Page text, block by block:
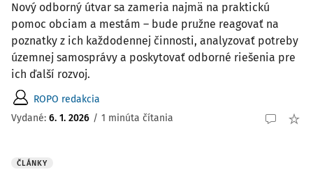
Nový odborný útvar sa zameria najmä na praktickú
pomoc obciam a mestám – bude pružne reagovať na
poznatky z ich každodennej činnosti, analyzovať potreby
územnej samosprávy a poskytovať odborné riešenia pre
ich ďalší rozvoj.
ROPO redakcia
Vydané: 6. 1. 2026 / 1 minúta čítania
ČLÁNKY